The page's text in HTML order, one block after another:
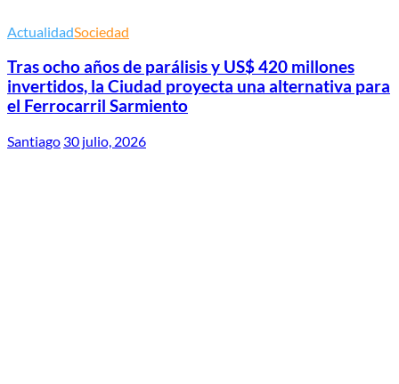
ActualidadSociedad
Tras ocho años de parálisis y US$ 420 millones
invertidos, la Ciudad proyecta una alternativa para
el Ferrocarril Sarmiento
Santiago 30 julio, 2026